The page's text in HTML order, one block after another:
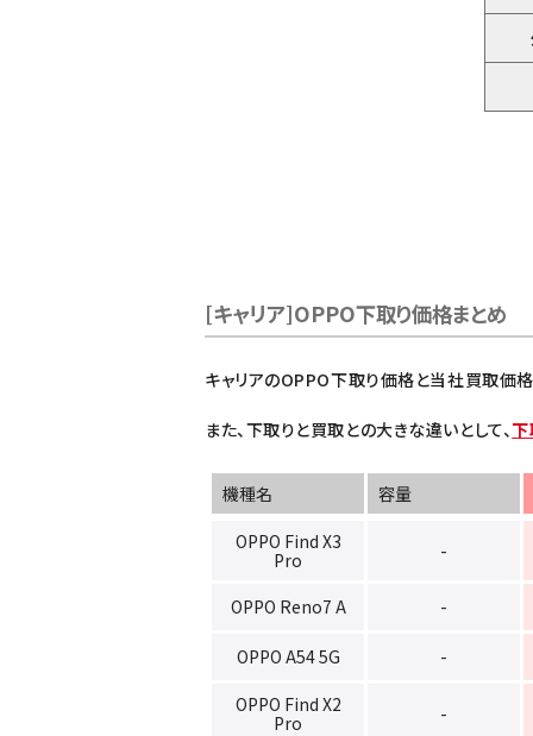
[キャリア]OPPO下取り価格まとめ
キャリアのOPPO下取り価格と当社買取価格
また、下取りと買取との大きな違いとして、
機種名 容量
OPPO Find X3
Pro
-
OPPO Reno7 A -
OPPO A54 5G -
OPPO Find X2
Pro
-